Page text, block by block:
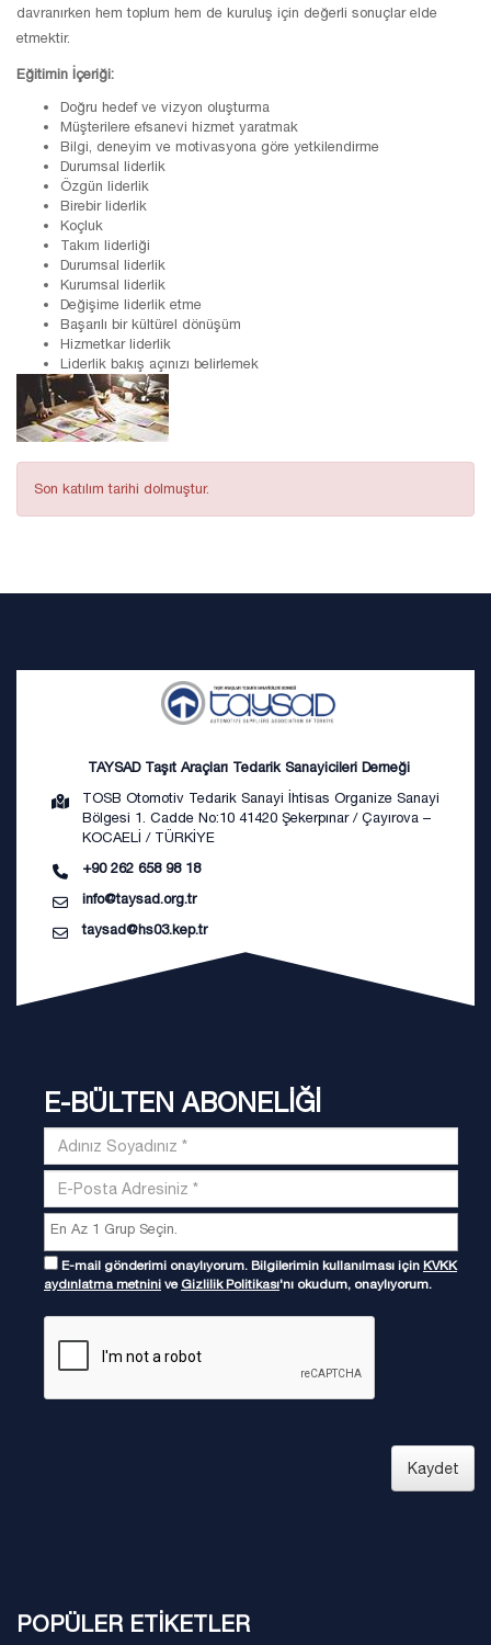
davranırken hem toplum hem de kuruluş için değerli sonuçlar elde
etmektir.
Eğitimin İçeriği:
Doğru hedef ve vizyon oluşturma
Müşterilere efsanevi hizmet yaratmak
Bilgi, deneyim ve motivasyona göre yetkilendirme
Durumsal liderlik
Özgün liderlik
Birebir liderlik
Koçluk
Takım liderliği
Durumsal liderlik
Kurumsal liderlik
Değişime liderlik etme
Başarılı bir kültürel dönüşüm
Hizmetkar liderlik
Liderlik bakış açınızı belirlemek
Son katılım tarihi dolmuştur.
TAYSAD Taşıt Araçları Tedarik Sanayicileri Derneği
TOSB Otomotiv Tedarik Sanayi İhtisas Organize Sanayi
Bölgesi 1. Cadde No:10 41420 Şekerpınar / Çayırova –
KOCAELİ / TÜRKİYE
+90 262 658 98 18
info@taysad.org.tr
taysad@hs03.kep.tr
E-BÜLTEN ABONELİĞİ
E-mail gönderimi onaylıyorum. Bilgilerimin kullanılması için KVKK
aydınlatma metnini ve Gizlilik Politikası'nı okudum, onaylıyorum.
Kaydet
POPÜLER ETİKETLER